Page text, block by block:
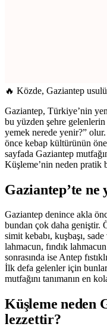
🔥 Közde, Gaziantep usulü
Gaziantep, Türkiye’nin
bu yüzden şehre
yemek nerede yenir?”
önce kebap kültürünün
sayfada Gaziantep
Küşleme’nin neden pratik
Gaziantep’te ne
Gaziantep denince akla
bundan çok daha geniştir.
simit kebabı, kuşbaşı,
lahmacun, fındık
sonrasında ise Antep
İlk defa gelenler için
mutfağını tanımanın en
Küşleme neden
lezzettir?